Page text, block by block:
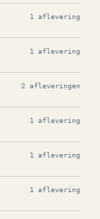
1 aflevering
1 aflevering
2 afleveringen
1 aflevering
1 aflevering
1 aflevering